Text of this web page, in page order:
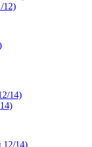
12)